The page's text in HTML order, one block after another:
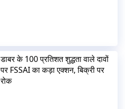
डाबर के 100 प्रतिशत शुद्धता वाले दावों
पर FSSAI का कड़ा एक्शन, बिक्री पर
रोक